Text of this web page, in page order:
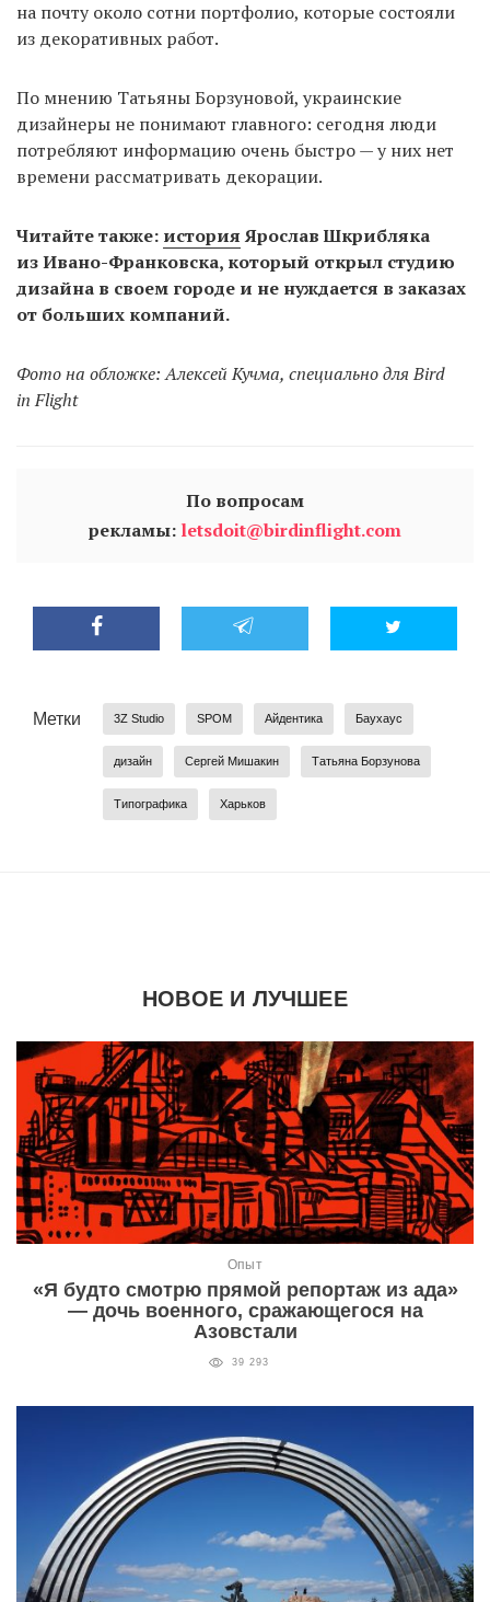
на почту около сотни портфолио, которые состояли
из декоративных работ.
По мнению Татьяны Борзуновой, украинские
дизайнеры не понимают главного: сегодня люди
потребляют информацию очень быстро — у них нет
времени рассматривать декорации.
Читайте также: историяЯрослав Шкрибляка
из Ивано-Франковска, который открыл студию
дизайна в своем городе и не нуждается в заказах
от больших компаний.
Фото на обложке: Алексей Кучма, специально для Bird
in Flight
По вопросам
рекламы: letsdoit@birdinflight.com
Метки 3Z Studio SPOM Айдентика Баухаус
дизайн Сергей Мишакин Татьяна Борзунова
Типографика Харьков
НОВОЕ И ЛУЧШЕЕ
Опыт
«Я будто смотрю прямой репортаж из ада»
— дочь военного, сражающегося на
Азовстали
39 293